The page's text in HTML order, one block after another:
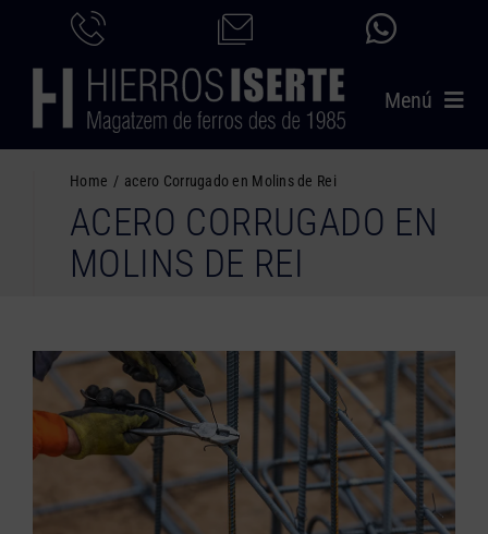
contenido
Menú
PRODUCTOS
SERVICIOS
NOSOTROS
CONTACTO
Home acero Corrugado en Molins de Rei
ACERO CORRUGADO EN
MOLINS DE REI